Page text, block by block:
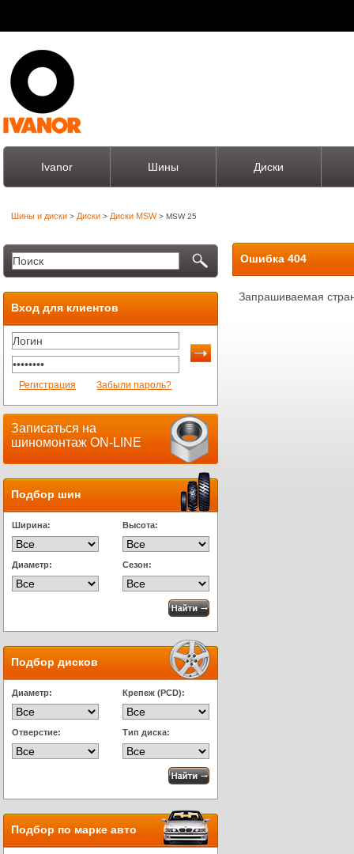
Ivanor Шины Диски
Шины и диски > Диски > Диски MSW> MSW 25
Вход для клиентов
Регистрация Забыли пароль?
Записаться на
шиномонтаж ON-LINE
Подбор шин
Ширина: Высота:
Диаметр: Сезон:
Подбор дисков
Диаметр: Крепеж (PCD):
Отверстие: Тип диска:
Подбор по марке авто
Ошибка 404
Запрашиваемая